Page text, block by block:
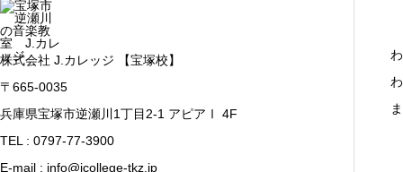
株式会社 J.カレッジ 【宝塚校】
〒665-0035
兵庫県宝塚市逆瀬川1丁目2-1 アピアⅠ 4F
TEL : 0797-77-3900
E-mail : info@jcollege-tkz.jp